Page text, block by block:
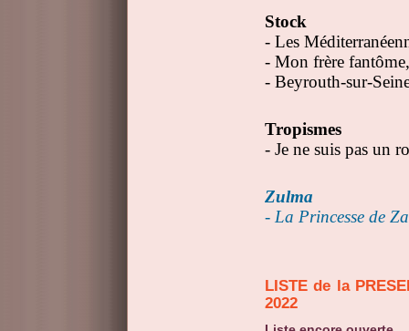
Stock
- Les
- Mon frère
- Beyrouth-sur-
Tropismes
- Je ne suis pas un
Zulma
- La Princesse de
LISTE de la PRESELECTION pour le PRIX LORIENTALES
2022